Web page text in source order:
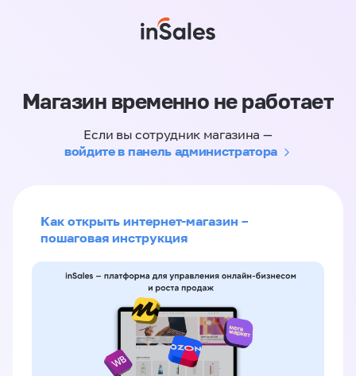
Магазин временно не работает
Если вы сотрудник магазина —
войдите в панель администратора
Как открыть интернет-магазин –
пошаговая инструкция